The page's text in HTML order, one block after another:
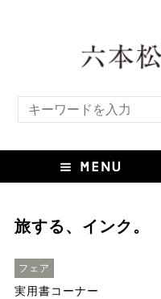
旅する、インク。
フェア
実用書コーナー